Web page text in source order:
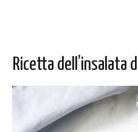
Ricetta dell’insalata